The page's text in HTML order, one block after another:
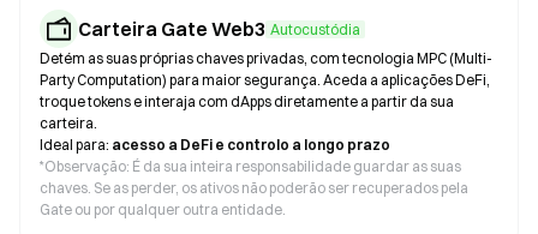
Carteira Gate Web3 Autocustódia
Detém as suas próprias chaves privadas, com tecnologia MPC (Multi-
Party Computation) para maior segurança. Aceda a aplicações DeFi,
troque tokens e interaja com dApps diretamente a partir da sua
carteira.
Ideal para: acesso a DeFi e controlo a longo prazo
*Observação: É da sua inteira responsabilidade guardar as suas
chaves. Se as perder, os ativos não poderão ser recuperados pela
Gate ou por qualquer outra entidade.